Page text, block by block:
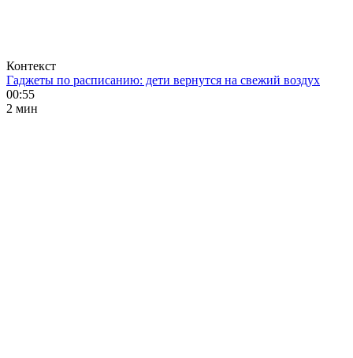
Контекст
Гаджеты по расписанию: дети вернутся на свежий воздух
00:55
2 мин